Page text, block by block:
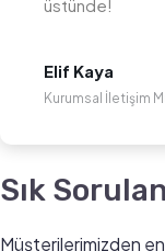
üstünde!
Elif Kaya
Kurumsal İletişim
Sık Sorulan
Müşterilerimizden